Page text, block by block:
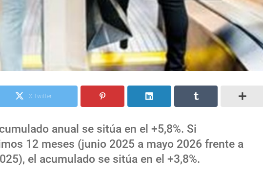
X Twitter
anual se sitúa en el +5,8%. Si
12 meses (junio 2025 a mayo 2026 frente a
el acumulado se sitúa en el +3,8%.